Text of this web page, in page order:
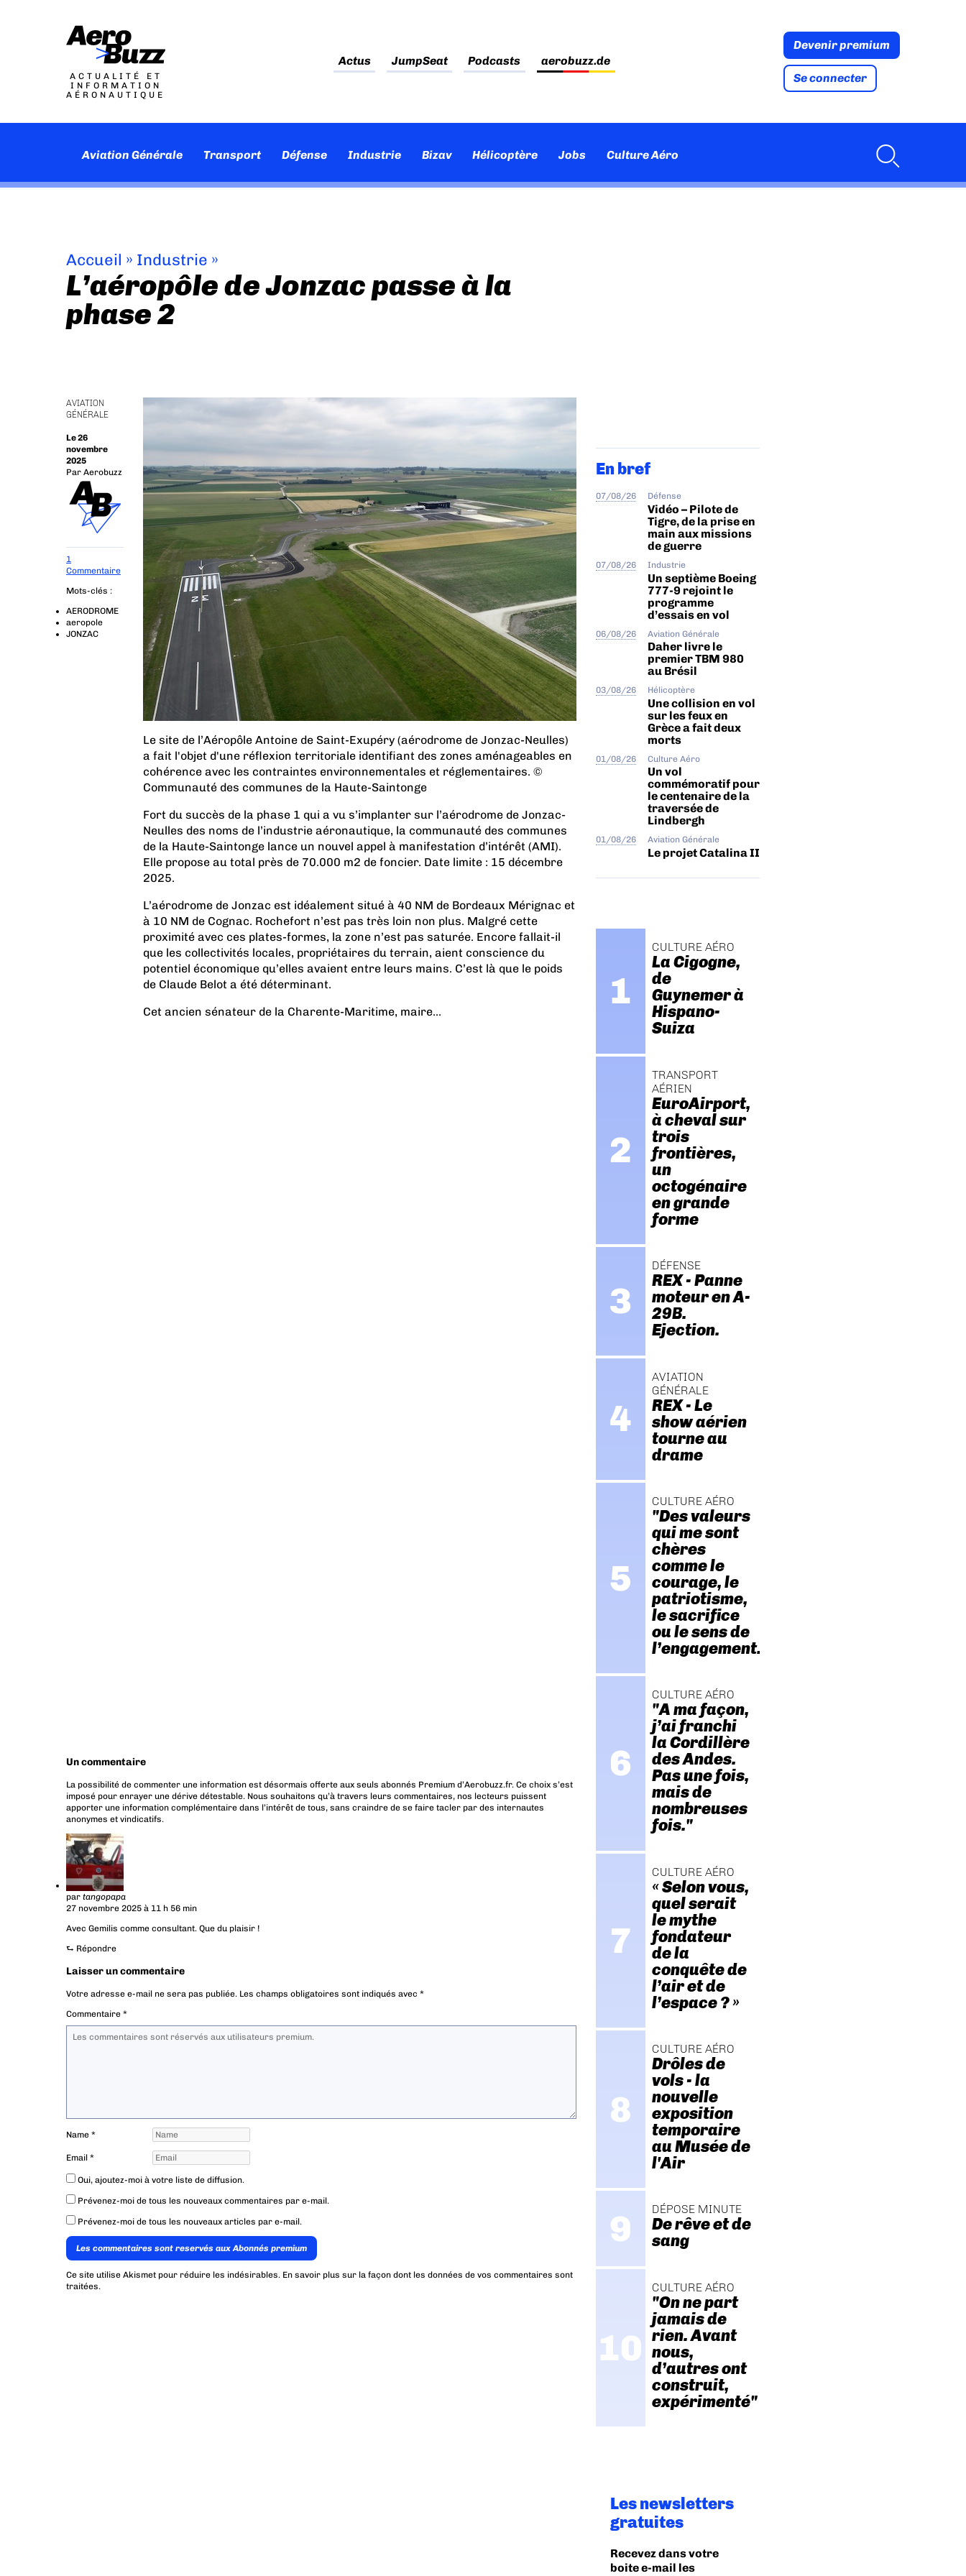
ACTUALITÉ ET
INFORMATION
AÉRONAUTIQUE
Actus JumpSeat Podcasts aerobuzz.de
Devenir premium
Se connecter
Aviation Générale Transport Défense Industrie Bizav Hélicoptère Jobs Culture Aéro
Accueil » Industrie »
L’aéropôle de Jonzac passe à la
phase 2
AVIATION
GÉNÉRALE
Le 26
novembre
2025
Par Aerobuzz
1
Commentaire
Mots-clés :
AERODROME
aeropole
JONZAC
Le site de l’Aéropôle Antoine de Saint-Exupéry (aérodrome de Jonzac-Neulles)
a fait l'objet d'une réflexion territoriale identifiant des zones aménageables en
cohérence avec les contraintes environnementales et réglementaires. ©
Communauté des communes de la Haute-Saintonge
Fort du succès de la phase 1 qui a vu s’implanter sur l’aérodrome de Jonzac-
Neulles des noms de l’industrie aéronautique, la communauté des communes
de la Haute-Saintonge lance un nouvel appel à manifestation d’intérêt (AMI).
Elle propose au total près de 70.000 m2 de foncier. Date limite : 15 décembre
2025.
L’aérodrome de Jonzac est idéalement situé à 40 NM de Bordeaux Mérignac et
à 10 NM de Cognac. Rochefort n’est pas très loin non plus. Malgré cette
proximité avec ces plates-formes, la zone n’est pas saturée. Encore fallait-il
que les collectivités locales, propriétaires du terrain, aient conscience du
potentiel économique qu’elles avaient entre leurs mains. C’est là que le poids
de Claude Belot a été déterminant.
Cet ancien sénateur de la Charente-Maritime, maire...
Un commentaire
La possibilité de commenter une information est désormais offerte aux seuls abonnés Premium d’Aerobuzz.fr. Ce choix s’est
imposé pour enrayer une dérive détestable. Nous souhaitons qu’à travers leurs commentaires, nos lecteurs puissent
apporter une information complémentaire dans l’intérêt de tous, sans craindre de se faire tacler par des internautes
anonymes et vindicatifs.
par tangopapa
27 novembre 2025 à 11 h 56 min
Avec Gemilis comme consultant. Que du plaisir !
⮑ Répondre
Laisser un commentaire
Votre adresse e-mail ne sera pas publiée. Les champs obligatoires sont indiqués avec *
Commentaire *
Name *
Email *
Oui, ajoutez-moi à votre liste de diffusion.
Prévenez-moi de tous les nouveaux commentaires par e-mail.
Prévenez-moi de tous les nouveaux articles par e-mail.
Les commentaires sont reservés aux Abonnés premium
Ce site utilise Akismet pour réduire les indésirables. En savoir plus sur la façon dont les données de vos commentaires sont
traitées.
En bref
07/08/26 Défense
Vidéo – Pilote de
Tigre, de la prise en
main aux missions
de guerre
07/08/26 Industrie
Un septième Boeing
777-9 rejoint le
programme
d’essais en vol
06/08/26 Aviation Générale
Daher livre le
premier TBM 980
au Brésil
03/08/26 Hélicoptère
Une collision en vol
sur les feux en
Grèce a fait deux
morts
01/08/26 Culture Aéro
Un vol
commémoratif pour
le centenaire de la
traversée de
Lindbergh
01/08/26 Aviation Générale
Le projet Catalina II
CULTURE AÉRO
La Cigogne,
de
Guynemer à
Hispano-
Suiza
TRANSPORT
AÉRIEN
EuroAirport,
à cheval sur
trois
frontières,
un
octogénaire
en grande
forme
DÉFENSE
REX - Panne
moteur en A-
29B.
Ejection.
AVIATION
GÉNÉRALE
REX - Le
show aérien
tourne au
drame
CULTURE AÉRO
"Des valeurs
qui me sont
chères
comme le
courage, le
patriotisme,
le sacrifice
ou le sens de
l’engagement."
CULTURE AÉRO
"A ma façon,
j’ai franchi
la Cordillère
des Andes.
Pas une fois,
mais de
nombreuses
fois."
CULTURE AÉRO
« Selon vous,
quel serait
le mythe
fondateur
de la
conquête de
l’air et de
l’espace ? »
CULTURE AÉRO
Drôles de
vols - la
nouvelle
exposition
temporaire
au Musée de
l'Air
DÉPOSE MINUTE
De rêve et de
sang
CULTURE AÉRO
"On ne part
jamais de
rien. Avant
nous,
d’autres ont
construit,
expérimenté"
Les newsletters
gratuites
Recevez dans votre
boite e-mail les